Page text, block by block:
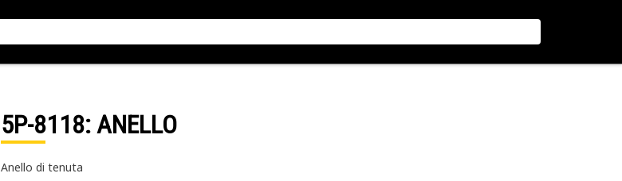
5P-8118: ANELLO
Anello di tenuta